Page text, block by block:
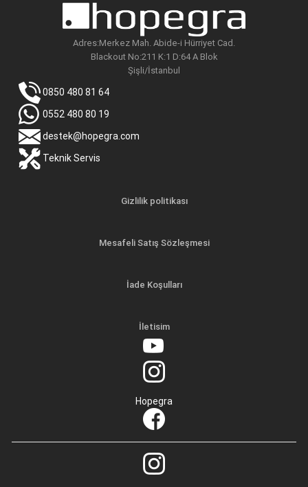
Adres:Merkez Mah. Abide-i Hürriyet Cad.
Blackout No:211 K:1 D:64 A Blok
Şişli/İstanbul
0850 480 81 64
0552 480 80 19
destek@hopegra.com
Teknik Servis
Gizlilik politikası
Mesafeli Satış Sözleşmesi
İade Koşulları
İletisim
Hopegra